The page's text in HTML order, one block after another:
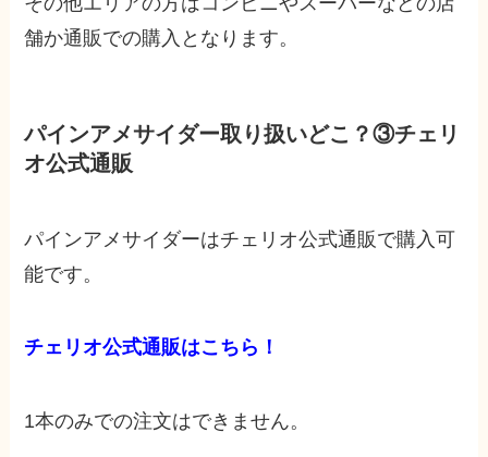
舗か通販での購入となります。
パインアメサイダー取り扱いどこ？③チェリ
オ公式通販
パインアメサイダーはチェリオ公式通販で購入可
能です。
チェリオ公式通販はこちら！
1本のみでの注文はできません。